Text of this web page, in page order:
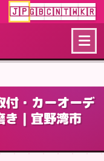
🇯🇵🇬🇧🇨🇳🇹🇼🇰🇷
・カーオーデ
き｜宜野湾市